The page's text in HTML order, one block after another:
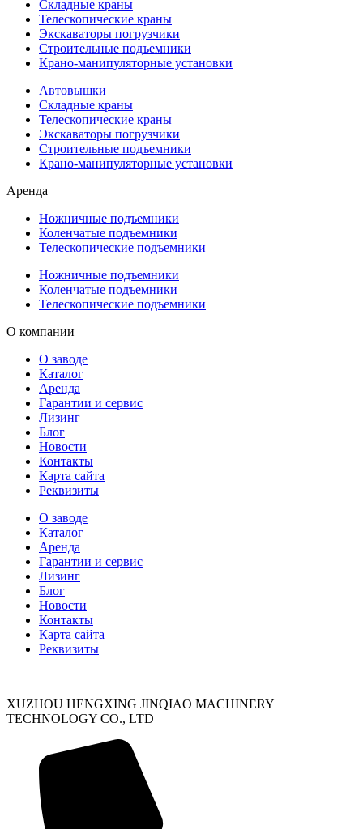
Складные краны
Телескопические краны
Экскаваторы погрузчики
Строительные подъемники
Крано-манипуляторные установки
Автовышки
Складные краны
Телескопические краны
Экскаваторы погрузчики
Строительные подъемники
Крано-манипуляторные установки
Аренда
Ножничные подъемники
Коленчатые подъемники
Телескопические подъемники
Ножничные подъемники
Коленчатые подъемники
Телескопические подъемники
О компании
О заводе
Каталог
Аренда
Гарантии и сервис
Лизинг
Блог
Новости
Контакты
Карта сайта
Реквизиты
О заводе
Каталог
Аренда
Гарантии и сервис
Лизинг
Блог
Новости
Контакты
Карта сайта
Реквизиты
XUZHOU HENGXING JINQIAO MACHINERY
TECHNOLOGY CO., LTD